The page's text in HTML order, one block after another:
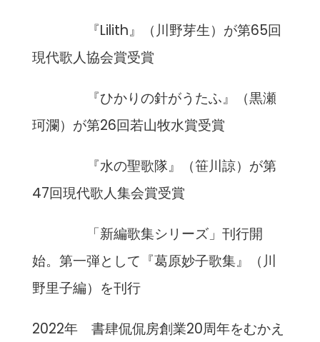
『Lilith』（川野芽生）が第65回
現代歌人協会賞受賞
『ひかりの針がうたふ』（黒瀬
珂瀾）が第26回若山牧水賞受賞
『水の聖歌隊』（笹川諒）が第
47回現代歌人集会賞受賞
「新編歌集シリーズ」刊行開
始。第一弾として『葛原妙子歌集』（川
野里子編）を刊行
2022年 書肆侃侃房創業20周年をむかえ